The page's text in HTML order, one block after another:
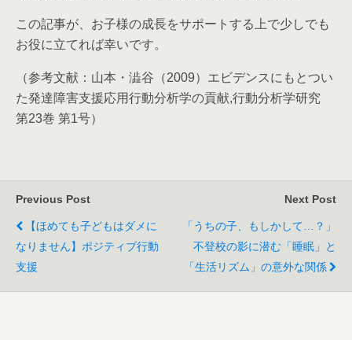
この記事が、お子様の成長をサポートする上で少しでも
お役に立てれば幸いです。
（参考文献：山本・澁谷（2009）エビデンスにもとつい
た発達障害支援応用行動分析学の貢献,行動分析学研究
第23巻 第1号）
Previous Post
【ほめても子どもはダメに
なりません】ポジティブ行動
支援
Next Post
「うちの子、もしかして…？」
不登校の影に潜む「睡眠」と
「生活リズム」の意外な関係